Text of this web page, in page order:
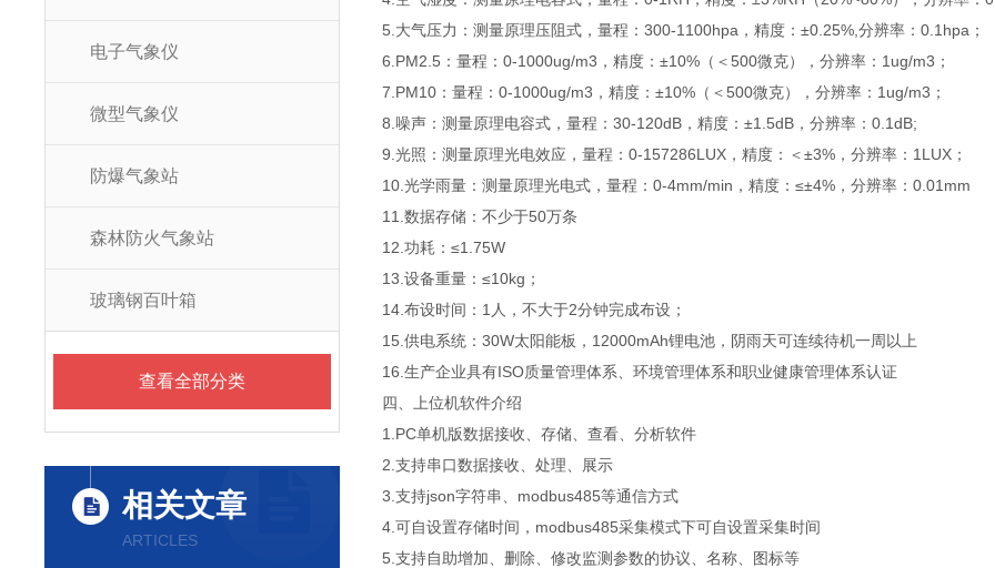
电子气象仪
微型气象仪
防爆气象站
森林防火气象站
玻璃钢百叶箱
查看全部分类
相关文章
ARTICLES
5.大气压力：测量原理压阻式，量程：300-1100hpa，精度：±0.25%,分辨率：0.1hpa；
6.PM2.5：量程：0-1000ug/m3，精度：±10%（＜500微克），分辨率：1ug/m3；
7.PM10：量程：0-1000ug/m3，精度：±10%（＜500微克），分辨率：1ug/m3；
8.噪声：测量原理电容式，量程：30-120dB，精度：±1.5dB，分辨率：0.1dB;
9.光照：测量原理光电效应，量程：0-157286LUX，精度：＜±3%，分辨率：1LUX；
10.光学雨量：测量原理光电式，量程：0-4mm/min，精度：≤±4%，分辨率：0.01mm
11.数据存储：不少于50万条
12.功耗：≤1.75W
13.设备重量：≤10kg；
14.布设时间：1人，不大于2分钟完成布设；
15.供电系统：30W太阳能板，12000mAh锂电池，阴雨天可连续待机一周以上
16.生产企业具有ISO质量管理体系、环境管理体系和职业健康管理体系认证
四、上位机软件介绍
1.PC单机版数据接收、存储、查看、分析软件
2.支持串口数据接收、处理、展示
3.支持json字符串、modbus485等通信方式
4.可自设置存储时间，modbus485采集模式下可自设置采集时间
5.支持自助增加、删除、修改监测参数的协议、名称、图标等